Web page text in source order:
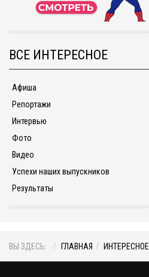
ВСЕ ИНТЕРЕСНОЕ
Афиша
Репортажи
Интервью
Фото
Видео
Успехи наших выпускников
Результаты
ВЫ ЗДЕСЬ: ГЛАВНАЯ ИНТЕРЕСНОЕ